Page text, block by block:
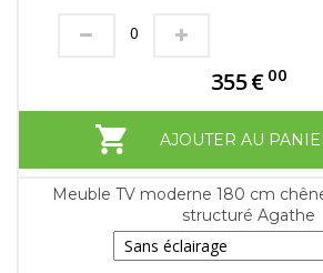
355€ 00
AJOUTER AU
Meuble TV moderne 180 cm
structuré Agathe